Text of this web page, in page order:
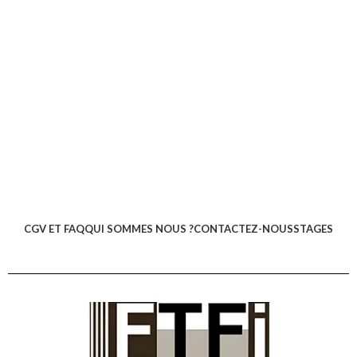
CGV ET FAQQUI SOMMES NOUS ?CONTACTEZ-NOUSSTAGES